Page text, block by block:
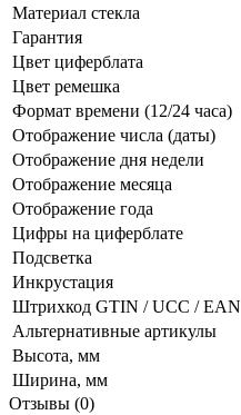
Материал стекла
Гарантия
Цвет циферблата
Цвет ремешка
Формат времени (12/24 часа)
Отображение числа (даты)
Отображение дня недели
Отображение месяца
Отображение года
Цифры на циферблате
Подсветка
Инкрустация
Штрихкод GTIN / UCC / EAN
Альтернативные артикулы
Высота, мм
Ширина, мм
Отзывы (0)